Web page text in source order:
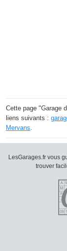
Cette page "Garage
liens suivants :
Mervans.
LesGarages.fr vous
trouver